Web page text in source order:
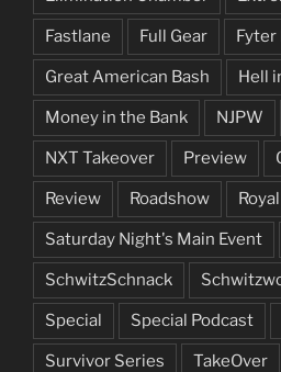
Fastlane Full Gear Fyter
Great American Bash Hell
Money in the Bank NJPW
NXT Takeover Preview
Review Roadshow
Saturday Night's Main Event
SchwitzSchnack
Special Special Podcast
Survivor Series TakeOver